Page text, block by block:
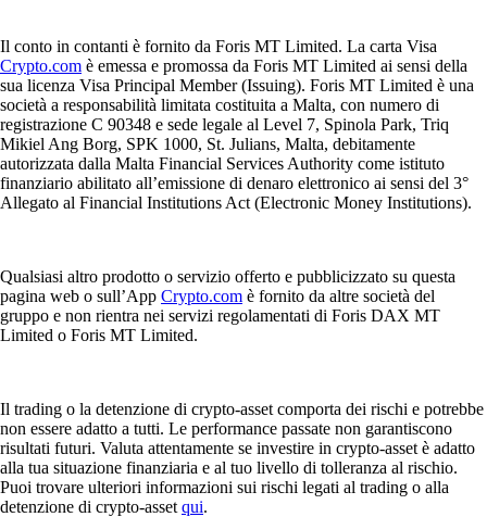
Il conto in contanti è fornito da Foris MT Limited. La carta Visa
Crypto.com è emessa e promossa da Foris MT Limited ai sensi della
sua licenza Visa Principal Member (Issuing). Foris MT Limited è una
società a responsabilità limitata costituita a Malta, con numero di
registrazione C 90348 e sede legale al Level 7, Spinola Park, Triq
Mikiel Ang Borg, SPK 1000, St. Julians, Malta, debitamente
autorizzata dalla Malta Financial Services Authority come istituto
finanziario abilitato all’emissione di denaro elettronico ai sensi del 3°
Allegato al Financial Institutions Act (Electronic Money Institutions).
Qualsiasi altro prodotto o servizio offerto e pubblicizzato su questa
pagina web o sull’App Crypto.com è fornito da altre società del
gruppo e non rientra nei servizi regolamentati di Foris DAX MT
Limited o Foris MT Limited.
Il trading o la detenzione di crypto-asset comporta dei rischi e potrebbe
non essere adatto a tutti. Le performance passate non garantiscono
risultati futuri. Valuta attentamente se investire in crypto-asset è adatto
alla tua situazione finanziaria e al tuo livello di tolleranza al rischio.
Puoi trovare ulteriori informazioni sui rischi legati al trading o alla
detenzione di crypto-asset qui.